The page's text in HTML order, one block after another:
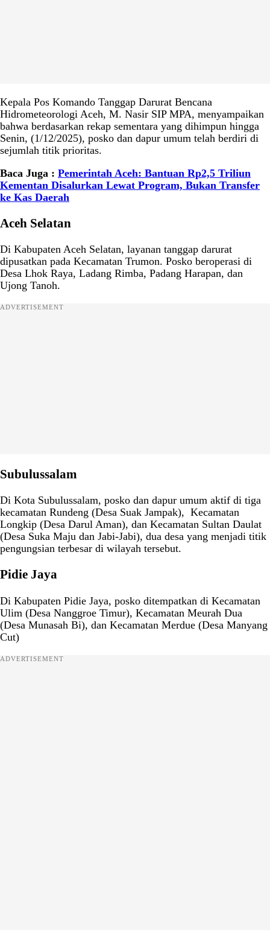
Kepala Pos Komando Tanggap Darurat Bencana
Hidrometeorologi Aceh, M. Nasir SIP MPA, menyampaikan
bahwa berdasarkan rekap sementara yang dihimpun hingga
Senin, (1/12/2025), posko dan dapur umum telah berdiri di
sejumlah titik prioritas.
Baca Juga : Pemerintah Aceh: Bantuan Rp2,5 Triliun
Kementan Disalurkan Lewat Program, Bukan Transfer
ke Kas Daerah
Aceh Selatan
Di Kabupaten Aceh Selatan, layanan tanggap darurat
dipusatkan pada Kecamatan Trumon. Posko beroperasi di
Desa Lhok Raya, Ladang Rimba, Padang Harapan, dan
Ujong Tanoh.
ADVERTISEMENT
Subulussalam
Di Kota Subulussalam, posko dan dapur umum aktif di tiga
kecamatan Rundeng (Desa Suak Jampak), Kecamatan
Longkip (Desa Darul Aman), dan Kecamatan Sultan Daulat
(Desa Suka Maju dan Jabi-Jabi), dua desa yang menjadi titik
pengungsian terbesar di wilayah tersebut.
Pidie Jaya
Di Kabupaten Pidie Jaya, posko ditempatkan di Kecamatan
Ulim (Desa Nanggroe Timur), Kecamatan Meurah Dua
(Desa Munasah Bi), dan Kecamatan Merdue (Desa Manyang
Cut)
ADVERTISEMENT